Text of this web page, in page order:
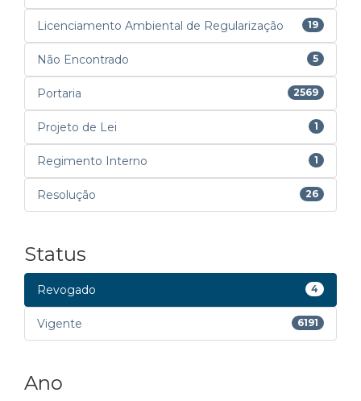
Licenciamento Ambiental de Regularização 19
Não Encontrado 5
Portaria 2569
Projeto de Lei 1
Regimento Interno 1
Resolução 26
Status
Revogado 4
Vigente 6191
Ano